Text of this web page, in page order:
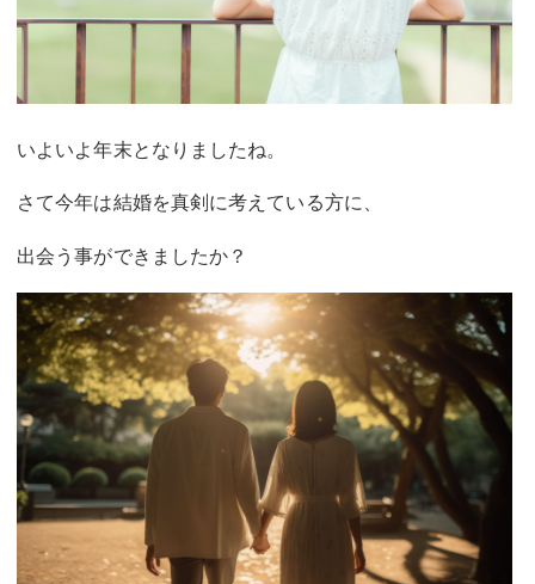
いよいよ年末となりましたね。
さて今年は結婚を真剣に考えている方に、
出会う事ができましたか？